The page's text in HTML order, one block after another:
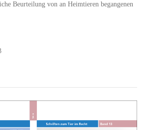
Beurteilung von an Heimtieren begangenen